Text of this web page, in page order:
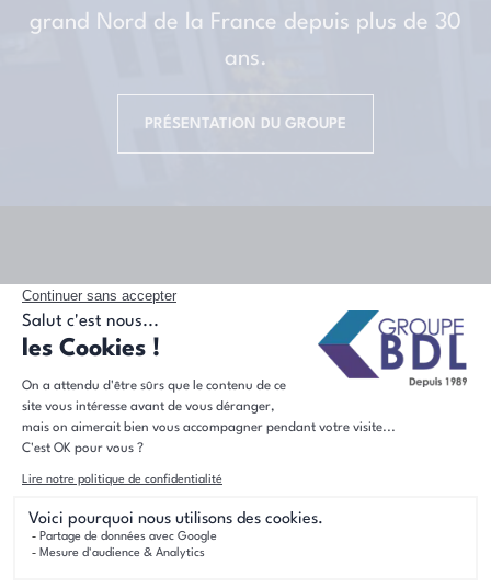
grand Nord de la France depuis plus de 30
ans.
PRÉSENTATION DU GROUPE
Acteur majeur de l'immobilier dans le nord de la France, le
maisons individuelles.